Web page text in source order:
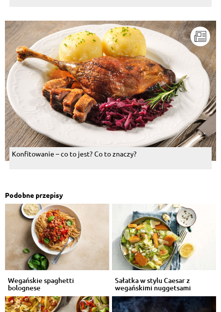
Konfitowanie – co to jest? Co to znaczy?
Podobne przepisy
Wegańskie spaghetti
bolognese
Sałatka w stylu Caesar z
wegańskimi nuggetsami